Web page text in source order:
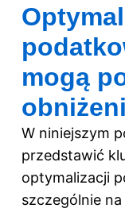
mogą
W niniejszym
przedstawić
optymalizacji
szczególnie